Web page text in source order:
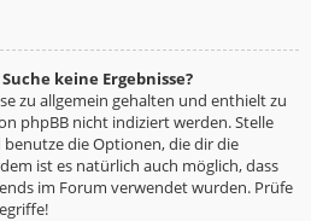
keine Ergebnisse?
zu allgemein gehalten und enthielt zu
phpBB nicht indiziert werden. Stelle
die Optionen, die dir die
ist es natürlich auch möglich, dass
im Forum verwendet wurden. Prüfe